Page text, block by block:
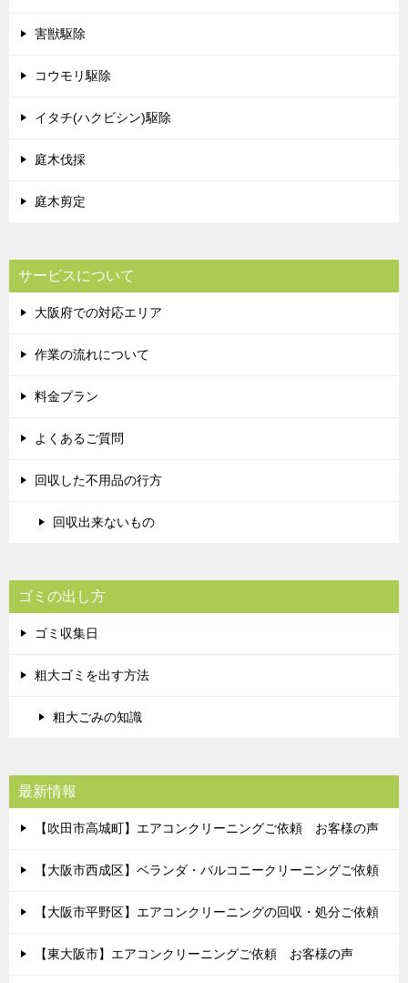
害獣駆除
コウモリ駆除
イタチ(ハクビシン)駆除
庭木伐採
庭木剪定
サービスについて
大阪府での対応エリア
作業の流れについて
料金プラン
よくあるご質問
回収した不用品の行方
回収出来ないもの
ゴミの出し方
ゴミ収集日
粗大ゴミを出す方法
粗大ごみの知識
最新情報
【吹田市高城町】エアコンクリーニングご依頼 お客様の声
【大阪市西成区】ベランダ・バルコニークリーニングご依頼
【大阪市平野区】エアコンクリーニングの回収・処分ご依頼
【東大阪市】エアコンクリーニングご依頼 お客様の声